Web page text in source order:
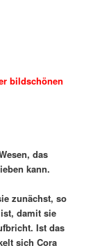
bildschönen
das
kann.
zunächst, so
damit sie
Ist das
sich Cora